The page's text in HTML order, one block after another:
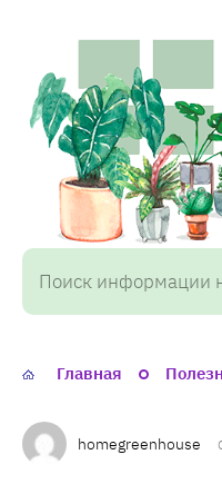
Домашняя
оранжерея
Главная
homegreenhouse